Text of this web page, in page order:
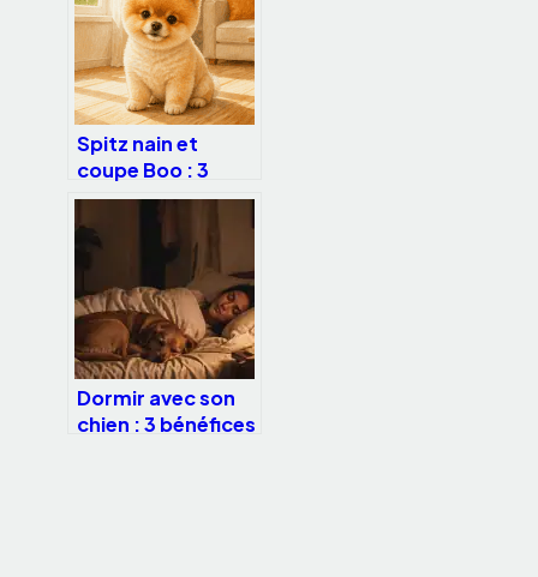
contrainte
physique
Spitz nain et
coupe Boo : 3
erreurs de
toilettage qui
menacent sa
Dormir avec son
chien : 3 bénéfices